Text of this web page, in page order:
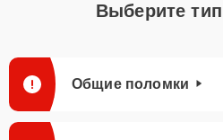
Выберите
Общие поломки